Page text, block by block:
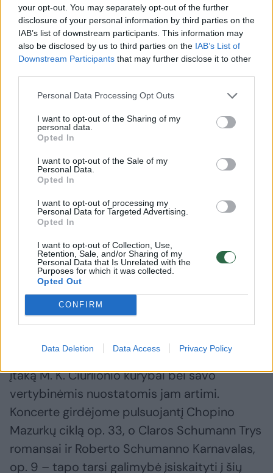
your opt-out. You may separately opt-out of the further
disclosure of your personal information by third parties on the
IAB’s list of downstream participants. This information may
also be disclosed by us to third parties on the IAB’s List of
Downstream Participants that may further disclose it to other
Personal Data Processing Opt Outs
I want to opt-out of the Sharing of my
personal data.
Opted In
I want to opt-out of the Sale of my
Personal Data.
Opted In
I want to opt-out of processing my
Personal Data for Targeted Advertising.
Opted In
I want to opt-out of Collection, Use,
Retention, Sale, and/or Sharing of my
Personal Data that Is Unrelated with the
Purposes for which it was collected.
Opted Out
CONFIRM
Data Deletion Data Access Privacy Policy
Trečiosios festivalio Muzikos programos
ašimi tapo Mikalojus Konstantinas Čiurlionis,
kurio atminimui skambėjo antrasis rečitalis iš
keturių rečitalių ciklo. Festivalyje debiutavo
publiką sužavėjęs pianistas Rokas Valuntonis.
Jo charizmatiškas, lengvas ir jausmingas M.K.
Čiurlionio, Frederico Chopino bei Claros ir
nepaliko abejingų – Nidos evangelikų
liuteronų bažnyčioje tol netilo aplodismentai,
kol nenuskambėjo bisas!
Muzikologės Vytautės Markeliūnienės teigimu,
koncerto kūriniai, prasidėję nuo M.K.
Čiurlionio Mažosios sonatos (VL 269–271),
„tarsi slenka prieš laikrodžio rodyklę“ – nuo
„jauniausio“ muzikos autoriaus“. F. Chopino,
skambėjo neatsitiktinai – tai muzikai, turėję
įtaką M. K. Čiurlionio kūrybai bei savo
vertybinėmis nuostatomis jam artimi.
Koncerte girdėjome pulsuojantį Chopino
Mazurkų ciklą op. 33, o Claros Schumann Trys
romansai ir Roberto Schumanno Karnavalas,
op. 9 – tapo tarsi galimybė įsiskaityti į šių